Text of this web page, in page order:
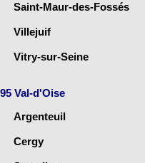
Saint-Maur-des-Fossés
Villejuif
Vitry-sur-Seine
95 Val-d'Oise
Argenteuil
Cergy